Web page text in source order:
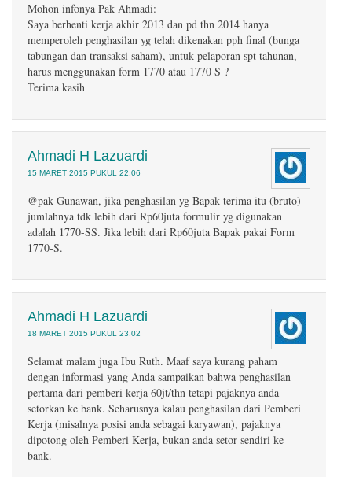
Mohon infonya Pak Ahmadi:
Saya berhenti kerja akhir 2013 dan pd thn 2014 hanya
memperoleh penghasilan yg telah dikenakan pph final (bunga
tabungan dan transaksi saham), untuk pelaporan spt tahunan,
harus menggunakan form 1770 atau 1770 S ?
Terima kasih
Ahmadi H Lazuardi
15 MARET 2015 PUKUL 22.06
@pak Gunawan, jika penghasilan yg Bapak terima itu (bruto)
jumlahnya tdk lebih dari Rp60juta formulir yg digunakan
adalah 1770-SS. Jika lebih dari Rp60juta Bapak pakai Form
1770-S.
Ahmadi H Lazuardi
18 MARET 2015 PUKUL 23.02
Selamat malam juga Ibu Ruth. Maaf saya kurang paham
dengan informasi yang Anda sampaikan bahwa penghasilan
pertama dari pemberi kerja 60jt/thn tetapi pajaknya anda
setorkan ke bank. Seharusnya kalau penghasilan dari Pemberi
Kerja (misalnya posisi anda sebagai karyawan), pajaknya
dipotong oleh Pemberi Kerja, bukan anda setor sendiri ke
bank.